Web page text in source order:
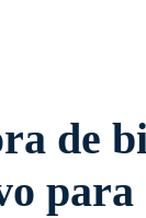
de
para